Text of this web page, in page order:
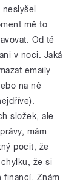
mě to
Od té
v noci. Jaká
emaily
na ně
složek, ale
mám
pocit, že
že si
financí. Znám